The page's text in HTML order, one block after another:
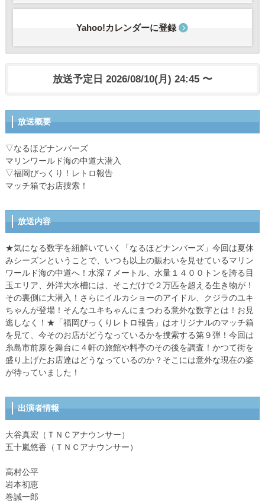
Yahoo!カレンダーに登録
放送予定日 2026/08/10(月) 24:45 〜
放送概要
▽なるほどナンバーズ
マリンワールド海の中道大潜入
▽福岡びっくり！レトロ報告
マッチ箱でお店捜索！
放送内容
★気になる数字を紐解いていく「なるほどナンバーズ」今回は夏休
みシーズンということで、いつも以上の賑わいを見せているマリン
ワールド海の中道へ！水深７メートル、水量１４００トンを誇る目
玉エリア、外洋大水槽には、そこだけで２万匹を超える生き物が！
その裏側に大潜入！さらにイルカショーのアイドル、クジラのユキ
ちゃんが登場！そんなユキちゃんにまつわる意外な数字とは！お見
逃しなく！★「福岡びっくりレトロ報告」はオリジナルのマッチ箱
を見て、今そのお店がどうなっているかを捜索する第９弾！今回は
糸島市前原を舞台に４軒の旅館や料亭のその後を調査！かつて街を
盛り上げたお店達はどうなっているのか？そこには意外な現在の姿
が待っていました！
出演者情報
大谷真宏（ＴＮＣアナウンサー）
五十嵐悠香（ＴＮＣアナウンサー）
高村公平
岩本初恵
巻誠一郎